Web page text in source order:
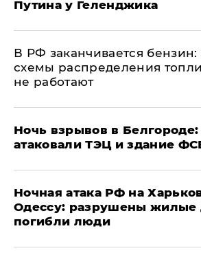
Путина у Геленджика
​В РФ заканчивается бензин:
схемы распределения
не работают
​Ночь взрывов в
атаковали ТЭЦ и здание
​Ночная атака РФ на
Одессу: разрушены жилые
погибли люди